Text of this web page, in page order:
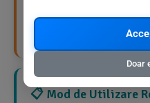
Pudră de chimen
📋 Mod de Utilizare
Doar